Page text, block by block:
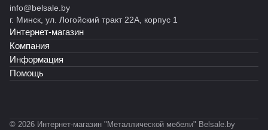
й
С
Т
Ф
S
G
R
й
С
T-
3
1
й
С
С
D
С
info@belsale.by
г. Минск, ул. Логойский тракт 22А, корпус 1
Интернет-магазин
Компания
Информация
Помощь
© 2026 Интернет-магазин "Металлической мебели" Belsale.by